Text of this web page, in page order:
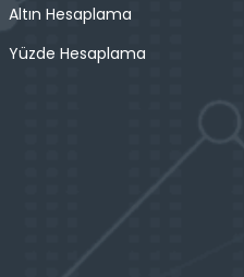
Altın Hesaplama
Yüzde Hesaplama